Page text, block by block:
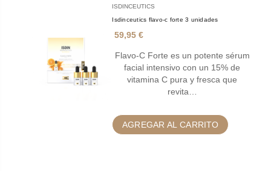
ISDINCEUTICS
Isdinceutics flavo-c forte 3 unidades
59,95 €
Flavo-C Forte es un potente sérum
facial intensivo con un 15% de
vitamina C pura y fresca que
revita…
AGREGAR AL CARRITO